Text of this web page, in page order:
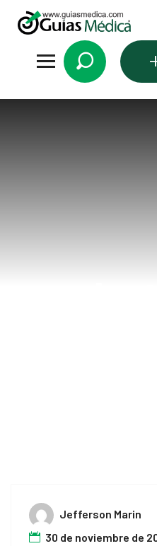
Jefferson Marin
30 de noviembre de